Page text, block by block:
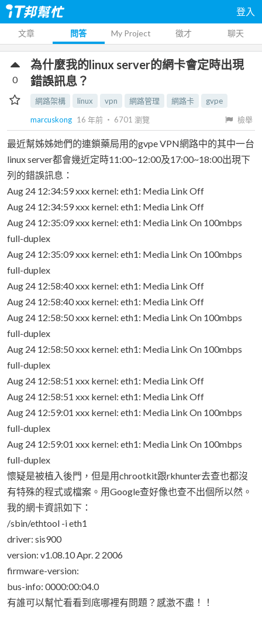
登入
文章 問答 My Project 徵才 聊天
為什麼我的linux server的網卡會定時出現
錯誤訊息？
網路架構 linux vpn 網路管理 網路卡
gvpe
marcuskong 16 年前 ‧ 6701 瀏覽 檢舉
0
最近幫姊姊她們的連鎖藥局用的gvpe VPN網路中的其中一台
linux server都會幾近定時11:00~12:00及17:00~18:00出現下
列的錯誤訊息：
Aug 24 12:34:59 xxx kernel: eth1: Media Link Off
Aug 24 12:34:59 xxx kernel: eth1: Media Link Off
Aug 24 12:35:09 xxx kernel: eth1: Media Link On 100mbps
full-duplex
Aug 24 12:35:09 xxx kernel: eth1: Media Link On 100mbps
full-duplex
Aug 24 12:58:40 xxx kernel: eth1: Media Link Off
Aug 24 12:58:40 xxx kernel: eth1: Media Link Off
Aug 24 12:58:50 xxx kernel: eth1: Media Link On 100mbps
full-duplex
Aug 24 12:58:50 xxx kernel: eth1: Media Link On 100mbps
full-duplex
Aug 24 12:58:51 xxx kernel: eth1: Media Link Off
Aug 24 12:58:51 xxx kernel: eth1: Media Link Off
Aug 24 12:59:01 xxx kernel: eth1: Media Link On 100mbps
full-duplex
Aug 24 12:59:01 xxx kernel: eth1: Media Link On 100mbps
full-duplex
懷疑是被植入後門，但是用chrootkit跟rkhunter去查也都沒
有特殊的程式或檔案。用Google查好像也查不出個所以然。
我的網卡資訊如下：
/sbin/ethtool -i eth1
driver: sis900
version: v1.08.10 Apr. 2 2006
firmware-version:
bus-info: 0000:00:04.0
有誰可以幫忙看看到底哪裡有問題？感激不盡！！